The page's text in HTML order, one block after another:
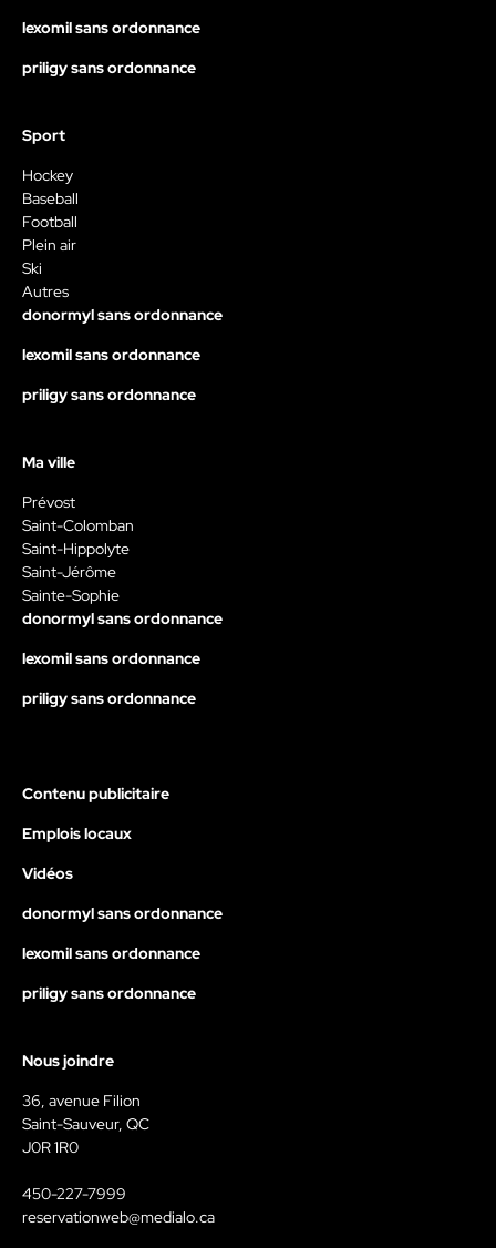
lexomil sans ordonnance
priligy sans ordonnance
Sport
Hockey
Baseball
Football
Plein air
Ski
Autres
donormyl sans ordonnance
lexomil sans ordonnance
priligy sans ordonnance
Ma ville
Prévost
Saint-Colomban
Saint-Hippolyte
Saint-Jérôme
Sainte-Sophie
donormyl sans ordonnance
lexomil sans ordonnance
priligy sans ordonnance
Contenu publicitaire
Emplois locaux
Vidéos
donormyl sans ordonnance
lexomil sans ordonnance
priligy sans ordonnance
Nous joindre
36, avenue Filion
Saint-Sauveur, QC
J0R 1R0
450-227-7999
reservationweb@medialo.ca